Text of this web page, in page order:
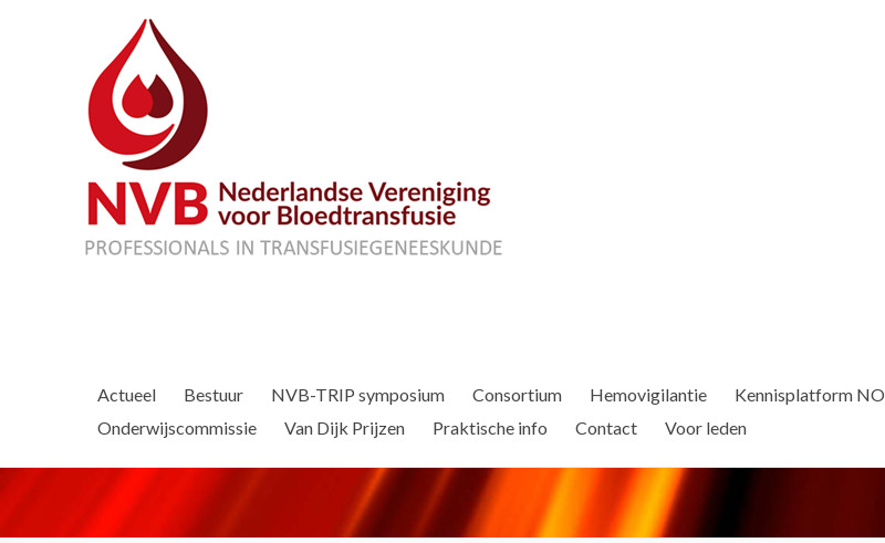
Actueel Bestuur NVB-TRIP symposium Consortium Hemovigilantie Kennisplatform NO
Onderwijscommissie
Van Dijk Prijzen Praktische info Contact Voor leden